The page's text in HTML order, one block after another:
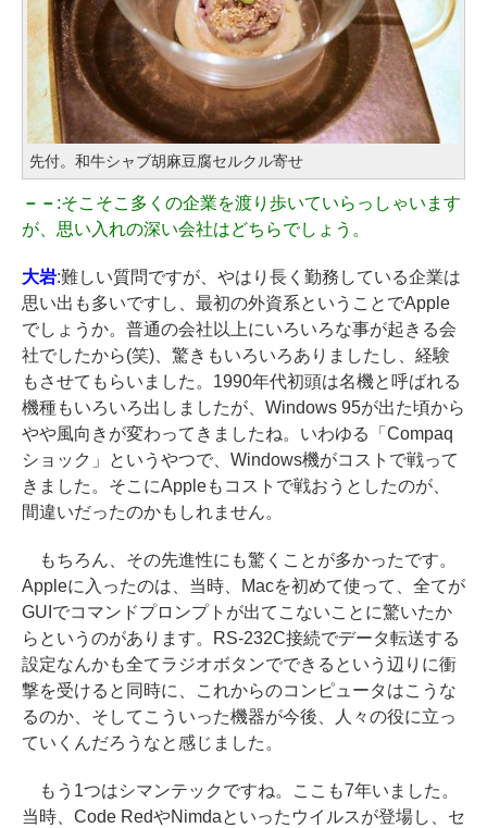
先付。和牛シャブ胡麻豆腐セルクル寄せ
－－ :そこそこ多くの企業を渡り歩いていらっしゃいます
が、思い入れの深い会社はどちらでしょう。
大岩:難しい質問ですが、やはり長く勤務している企業は
思い出も多いですし、最初の外資系ということでApple
でしょうか。普通の会社以上にいろいろな事が起きる会
社でしたから(笑)、驚きもいろいろありましたし、経験
もさせてもらいました。1990年代初頭は名機と呼ばれる
機種もいろいろ出しましたが、Windows 95が出た頃から
やや風向きが変わってきましたね。いわゆる「Compaq
ショック」というやつで、Windows機がコストで戦って
きました。そこにAppleもコストで戦おうとしたのが、
間違いだったのかもしれません。
もちろん、その先進性にも驚くことが多かったです。
Appleに入ったのは、当時、Macを初めて使って、全てが
GUIでコマンドプロンプトが出てこないことに驚いたか
らというのがあります。RS-232C接続でデータ転送する
設定なんかも全てラジオボタンでできるという辺りに衝
撃を受けると同時に、これからのコンピュータはこうな
るのか、そしてこういった機器が今後、人々の役に立っ
ていくんだろうなと感じました。
もう1つはシマンテックですね。ここも7年いました。
当時、Code RedやNimdaといったウイルスが登場し、セ